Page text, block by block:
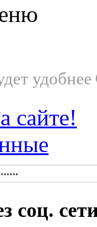
удобнее
сайте!
соц.